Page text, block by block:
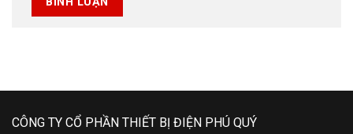
CÔNG TY CỔ PHẦN THIẾT BỊ ĐIỆN PHÚ QUÝ